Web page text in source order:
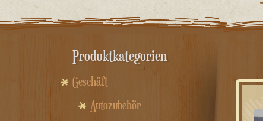
Produktkategorien
Geschäft
Autozubehör